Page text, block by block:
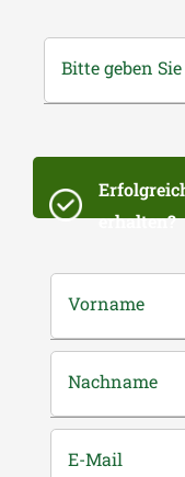
Bitte geben
erhalten?
Vorname
Nachname
E-Mail